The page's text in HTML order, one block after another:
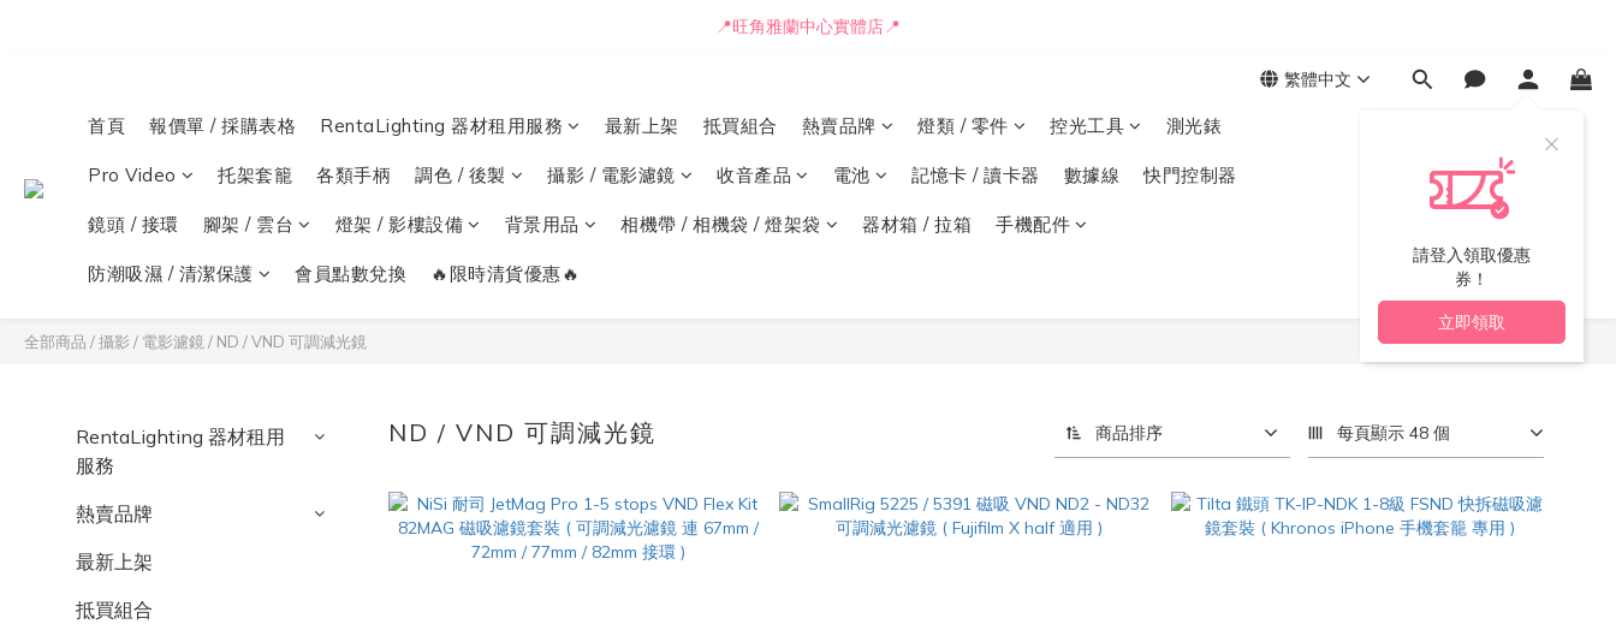
📒🖋️報價單 / 採購表格🖋️📒
📍旺角雅蘭中心實體店📍
📒🖋️報價單 / 採購表格🖋️📒
繁體中文
請登入領取優惠
券！
立即領取
首頁 報價單 / 採購表格 RentaLighting 器材租用服務 最新上架 抵買組合 熱賣品牌 燈類 / 零件 控光工具 測光錶
Pro Video 托架套籠 各類手柄 調色 / 後製 攝影 / 電影濾鏡 收音產品 電池 記憶卡 / 讀卡器 數據線 快門控制器
鏡頭 / 接環 腳架 / 雲台 燈架 / 影樓設備 背景用品 相機帶 / 相機袋 / 燈架袋 器材箱 / 拉箱 手機配件
防潮吸濕 / 清潔保護 會員點數兌換 🔥限時清貨優惠🔥
全部商品 /攝影 / 電影濾鏡 / ND / VND 可調減光鏡
RentaLighting 器材租用
服務
熱賣品牌
最新上架
抵買組合
ND / VND 可調減光鏡 商品排序 每頁顯示 48 個